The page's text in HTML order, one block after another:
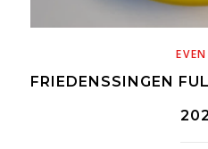
FRIEDENSSINGEN